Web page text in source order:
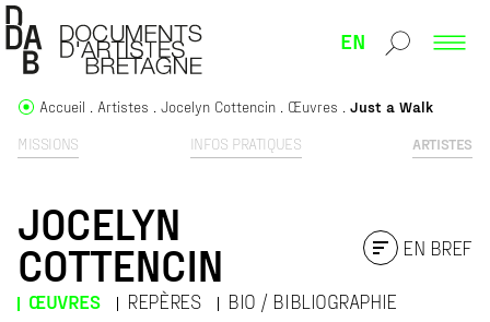
EN
MISSIONS INFOS PRATIQUES ARTISTES
Accueil Artistes Jocelyn Cottencin Œuvres Just a Walk
JOCELYN
COTTENCIN
ŒUVRES REPÈRES BIO / BIBLIOGRAPHIE
EN BREF